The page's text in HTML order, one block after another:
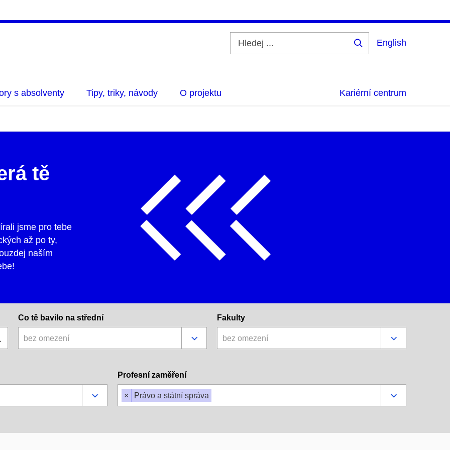
English
s absolventy Tipy, triky, návody O projektu Kariérní centrum
tě
jsme pro tebe
až po ty,
naším
Co tě bavilo na střední
bez omezení
Fakulty
bez omezení
Profesní zaměření
× Právo a státní správa